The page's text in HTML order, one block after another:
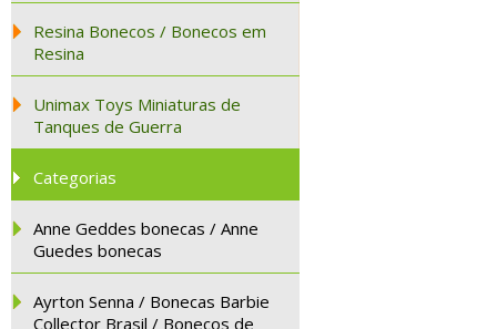
Resina Bonecos / Bonecos em
Resina
Unimax Toys Miniaturas de
Tanques de Guerra
Categorias
Anne Geddes bonecas / Anne
Guedes bonecas
Ayrton Senna / Bonecas Barbie
Collector Brasil / Bonecos de